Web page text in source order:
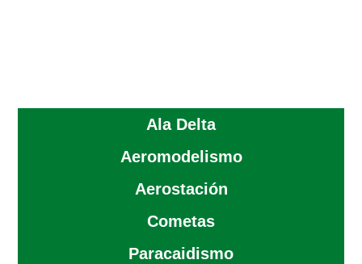
Ala Delta
Aeromodelismo
Aerostación
Cometas
Paracaidismo